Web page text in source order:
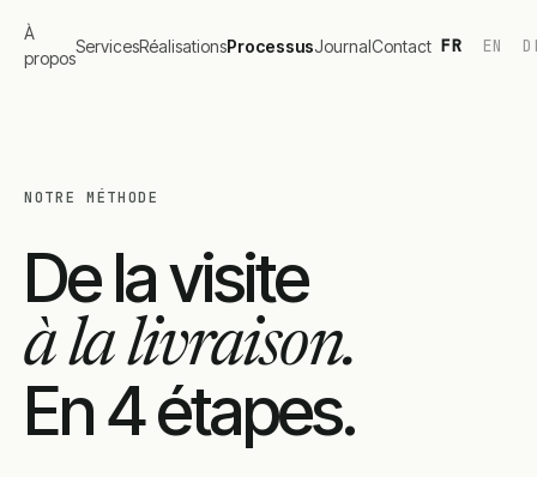
À
propos
ServicesRéalisationsProcessusJournalContact FR EN
NOTRE MÉTHODE
De la visite
à la livraison.
En 4 étapes.